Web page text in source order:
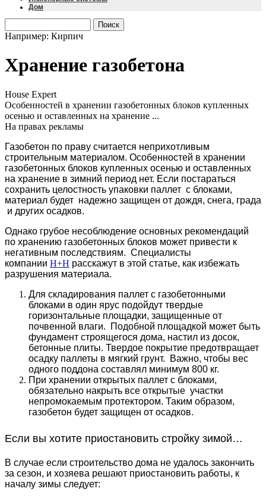
Дом
Например: Кирпич
Хранение газобетона
House Expert
Особенностей в хранении газобетонных блоков купленных
осенью и оставленных на хранение ...
На правах рекламы
Газобетон по праву считается неприхотливым
строительным материалом. Особенностей в хранении
газобетонных блоков купленных осенью и оставленных
на хранение в зимний период нет. Если постараться
сохранить целостность упаковки паллет с блоками,
материал будет надежно защищен от дождя, снега, града
и других осадков.
Однако грубое несоблюдение основных рекомендаций
по хранению газобетонных блоков может привести к
негативным последствиям. Специалисты
компании H+H расскажут в этой статье, как избежать
разрушения материала.
Для складирования паллет с газобетонными
блоками в один ярус подойдут твердые
горизонтальные площадки, защищенные от
почвенной влаги. Подобной площадкой может быть
фундамент строящегося дома, настил из досок,
бетонные плиты. Твердое покрытие предотвращает
осадку паллеты в мягкий грунт. Важно, чтобы вес
одного поддона составлял минимум 800 кг.
При хранении открытых паллет с блоками,
обязательно накрыть все открытые участки
непромокаемым протектором. Таким образом,
газобетон будет защищен от осадков.
Если вы хотите приостановить стройку зимой…
В случае если строительство дома не удалось закончить
за сезон, и хозяева решают приостановить работы, к
началу зимы следует: